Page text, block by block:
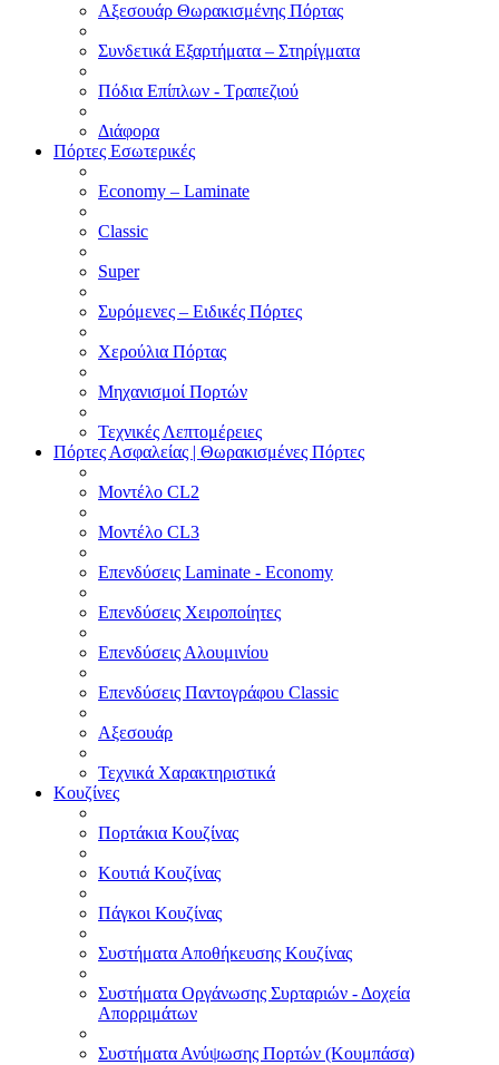
Αξεσουάρ Θωρακισμένης Πόρτας
Συνδετικά Εξαρτήματα – Στηρίγματα
Πόδια Επίπλων - Τραπεζιού
Διάφορα
Πόρτες Εσωτερικές
Economy – Laminate
Classic
Super
Συρόμενες – Ειδικές Πόρτες
Χερούλια Πόρτας
Μηχανισμοί Πορτών
Τεχνικές Λεπτομέρειες
Πόρτες Ασφαλείας | Θωρακισμένες Πόρτες
Μοντέλο CL2
Μοντέλο CL3
Επενδύσεις Laminate - Economy
Επενδύσεις Χειροποίητες
Επενδύσεις Αλουμινίου
Επενδύσεις Παντογράφου Classic
Αξεσουάρ
Τεχνικά Χαρακτηριστικά
Κουζίνες
Πορτάκια Κουζίνας
Κουτιά Κουζίνας
Πάγκοι Κουζίνας
Συστήματα Αποθήκευσης Κουζίνας
Συστήματα Οργάνωσης Συρταριών - Δοχεία
Απορριμάτων
Συστήματα Ανύψωσης Πορτών (Κουμπάσα)